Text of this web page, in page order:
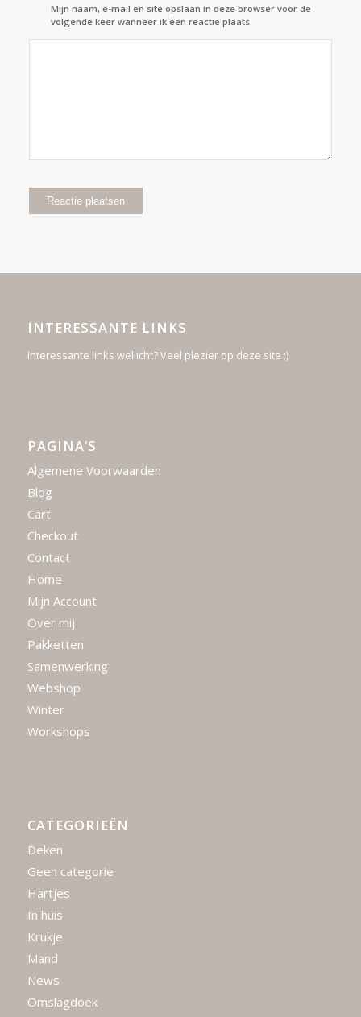
Mijn naam, e-mail en site opslaan in deze browser voor de
volgende keer wanneer ik een reactie plaats.
INTERESSANTE LINKS
Interessante links wellicht? Veel plezier op deze site :)
PAGINA’S
Algemene Voorwaarden
Blog
Cart
Checkout
Contact
Home
Mijn Account
Over mij
Pakketten
Samenwerking
Webshop
Winter
Workshops
CATEGORIEËN
Deken
Geen categorie
Hartjes
In huis
Krukje
Mand
News
Omslagdoek